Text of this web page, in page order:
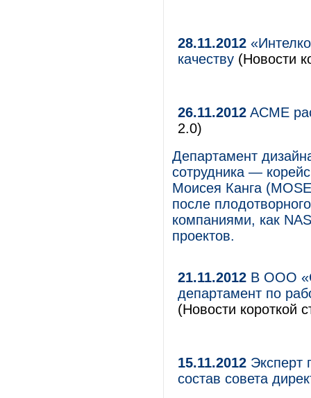
28.11.2012
качеству (Новости
26.11.2012 ACME
2.0)
Департамент
сотрудника —
Моисея Канга
после
компаниями, как
проектов.
21.11.2012 В ООО
департамент по
(Новости короткой
15.11.2012 Эксперт
состав совета